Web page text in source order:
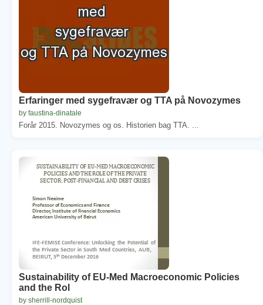
Erfaringer med sygefravær og TTA på Novozymes
by faustina-dinatale
Forår 2015. Novozymes og os. Historien bag TTA. ...
Sustainability of EU-Med Macroeconomic Policies
and the Rol
by sherrill-nordquist